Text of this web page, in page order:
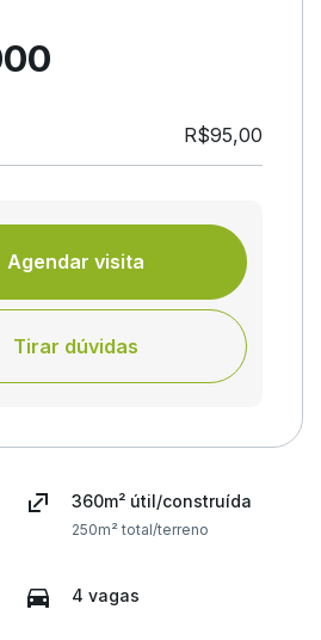
R$95,00
Agendar visita
Tirar dúvidas
360m² útil/construída
250m² total/terreno
4 vagas